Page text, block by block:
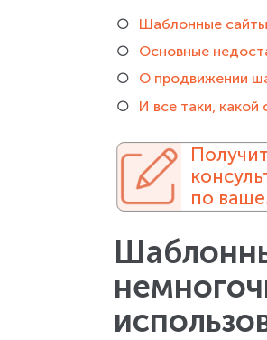
Шаблонные сайты
Основные
О продвижении
И все таки,
по